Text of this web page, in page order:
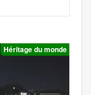
Héritage du monde